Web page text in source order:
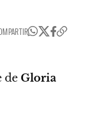
de Gloria